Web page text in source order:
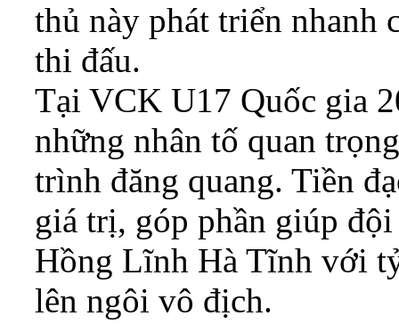
thủ này phát triển nhanh
thi đấu.
Tại VCK U17 Quốc gia
những nhân tố quan
trình đăng quang. Tiền
giá trị, góp phần giúp
Hồng Lĩnh Hà Tĩnh với
lên ngôi vô địch.